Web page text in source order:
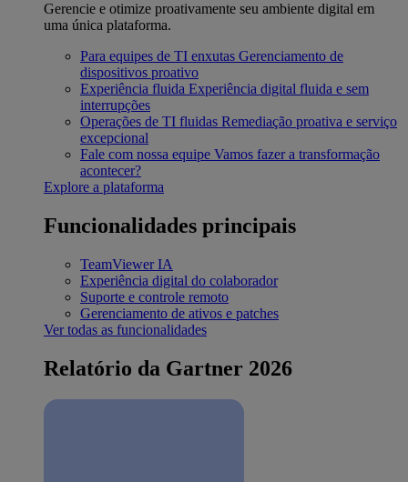
Gerencie e otimize proativamente seu ambiente digital em
uma única plataforma.
Para equipes de TI enxutas Gerenciamento de
dispositivos proativo
Experiência fluida Experiência digital fluida e sem
interrupções
Operações de TI fluidas Remediação proativa e serviço
excepcional
Fale com nossa equipe Vamos fazer a transformação
acontecer?
Explore a plataforma
Funcionalidades principais
TeamViewer IA
Experiência digital do colaborador
Suporte e controle remoto
Gerenciamento de ativos e patches
Ver todas as funcionalidades
Relatório da Gartner 2026